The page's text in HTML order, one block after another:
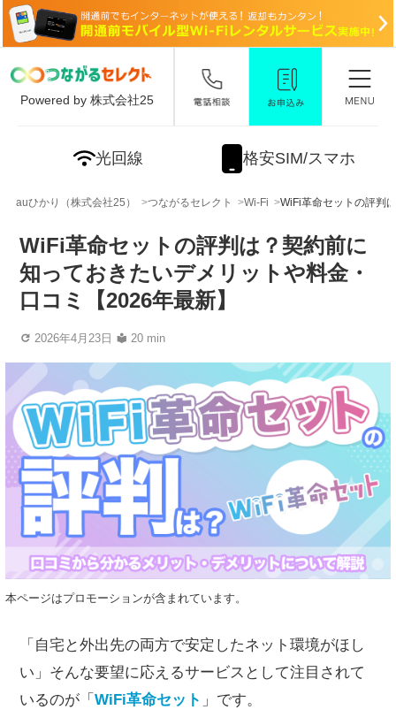
Powered by 株式会社25
光回線 格安SIM/スマホ
auひかり（株式会社25） つながるセレクト Wi-Fi WiFi革命セットの評判
WiFi革命セットの評判は？契約前に
知っておきたいデメリットや料金・
口コミ【2026年最新】
2026年4月23日 20 min
本ページはプロモーションが含まれています。
「自宅と外出先の両方で安定したネット環境がほし
い」そんな要望に応えるサービスとして注目されて
いるのが「 WiFi革命セット 」です。